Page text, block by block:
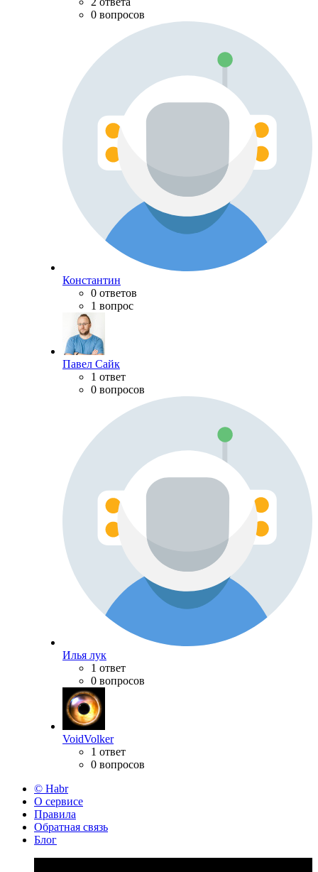
0 вопросов
Константин
0 ответов
1 вопрос
Павел Сайк
1 ответ
0 вопросов
Илья лук
1 ответ
0 вопросов
VoidVolker
1 ответ
0 вопросов
© Habr
О сервисе
Правила
Обратная связь
Блог